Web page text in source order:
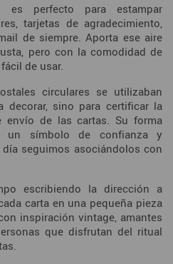
es perfecto para estampar
tarjetas de agradecimiento,
de siempre. Aporta ese aire
pero con la comodidad de
de usar.
circulares se utilizaban
decorar, sino para certificar la
de las cartas. Su forma
un símbolo de confianza y
seguimos asociándolos con
escribiendo la dirección a
carta en una pequeña pieza
inspiración vintage, amantes
que disfrutan del ritual